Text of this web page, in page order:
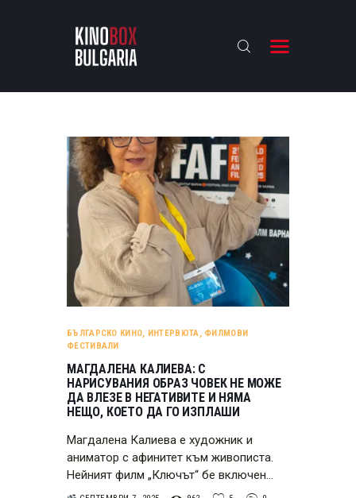
KINOBOX BULGARIA
АНАЛИЗИ
БАХТИ НАГРАДИТЕ
ИНТЕРВЮТА
ЗА НАС
БЪЛГАРСКО КИНО, ИНТЕРВЮТА, ФИЛМОВИ
ФЕСТИВАЛИ
МАГДАЛЕНА КАЛИЕВА: С
НАРИСУВАНИЯ ОБРАЗ ЧОВЕК НЕ МОЖЕ
ДА ВЛЕЗЕ В НЕГАТИВИТЕ И НЯМА
НЕЩО, КОЕТО ДА ГО ИЗПЛАШИ
Магдалена Калиева е художник и
аниматор с афинитет към живописта.
Нейният филм „Ключът“ бе включен…